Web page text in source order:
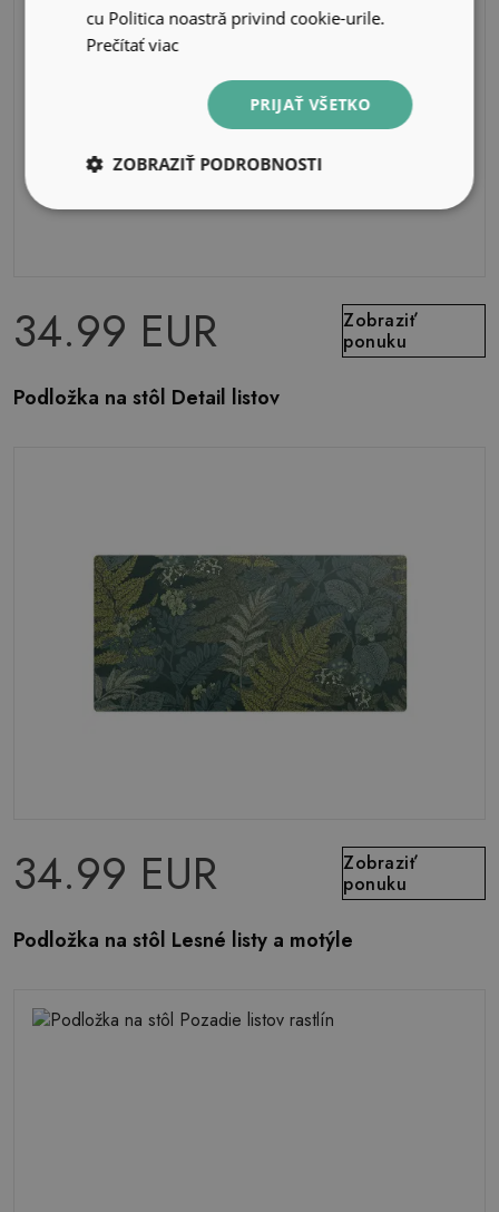
34.99 EUR
Zobraziť
ponuku
Podložka na stôl Detail listov
34.99 EUR
Zobraziť
ponuku
Podložka na stôl Lesné listy a motýle
cu Politica noastră privind cookie-urile.
Prečítať viac
PRIJAŤ VŠETKO
ZOBRAZIŤ PODROBNOSTI